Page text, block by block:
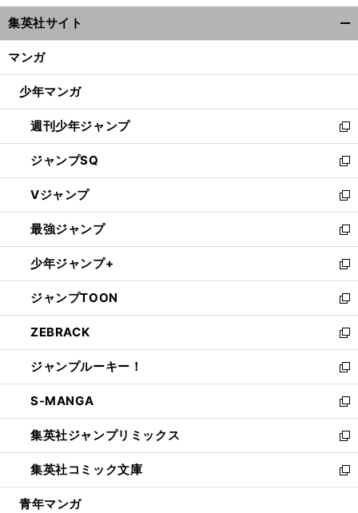
ウ
ィ
ン
ウ
開
く
集英社サイト
マンガ
少年マンガ
週刊少年ジャンプ
新
し
い
ウ
ィ
ン
ド
ウ
で
開
く
ジャンプSQ
新
し
い
ウ
ィ
ン
ド
ウ
で
開
く
Vジャンプ
新
し
い
ウ
ィ
ン
ド
ウ
で
開
く
最強ジャンプ
新
し
い
ウ
ィ
ン
ド
ウ
で
開
く
少年ジャンプ+
新
し
い
ウ
ィ
ン
ド
ウ
で
開
く
ジャンプTOON
新
し
い
ウ
ィ
ン
ド
ウ
で
開
く
ZEBRACK
新
し
い
ウ
ィ
ン
ド
ウ
で
開
ジャンプルーキー！
新
し
い
ウ
ィ
ン
ド
ウ
S-MANGA
新
し
い
ウ
ィ
ン
集英社ジャンプリミックス
新
し
い
ウ
集英社コミック文庫
新
し
青年マンガ